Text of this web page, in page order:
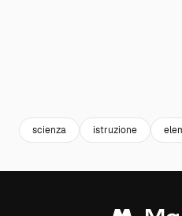
scienza istruzione